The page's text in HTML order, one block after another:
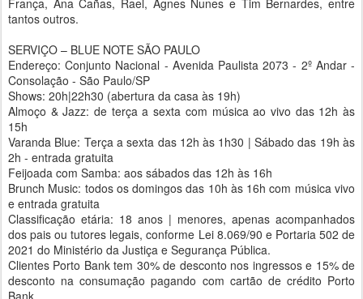
França, Ana Cañas, Rael, Agnes Nunes e Tim Bernardes, entre
tantos outros.
SERVIÇO – BLUE NOTE SÃO PAULO
Endereço: Conjunto Nacional - Avenida Paulista 2073 - 2º Andar -
Consolação - São Paulo/SP
Shows: 20h|22h30 (abertura da casa às 19h)
Almoço & Jazz: de terça a sexta com música ao vivo das 12h às
15h
Varanda Blue: Terça a sexta das 12h às 1h30 | Sábado das 19h às
2h - entrada gratuita
Feijoada com Samba: aos sábados das 12h às 16h
Brunch Music: todos os domingos das 10h às 16h com música vivo
e entrada gratuita
Classificação etária: 18 anos | menores, apenas acompanhados
dos pais ou tutores legais, conforme Lei 8.069/90 e Portaria 502 de
2021 do Ministério da Justiça e Segurança Pública.
Clientes Porto Bank tem 30% de desconto nos ingressos e 15% de
desconto na consumação pagando com cartão de crédito Porto
Bank.